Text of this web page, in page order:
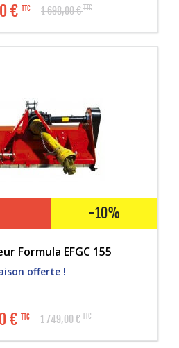
€ TTC 1 698,00€TTC
-10%
Formula EFGC 155
€ TTC 1 749,00€TTC
offerte !